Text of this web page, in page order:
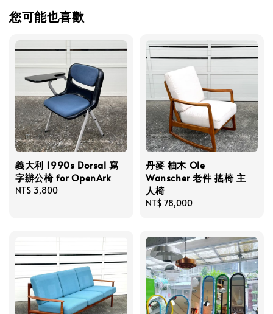
您可能也喜歡
義大利 1990s Dorsal 寫
字辦公椅 for OpenArk
Regular
NT$ 3,800
丹麥 柚木 Ole
Wanscher 老件 搖椅 主
人椅
Regular
NT$ 78,000